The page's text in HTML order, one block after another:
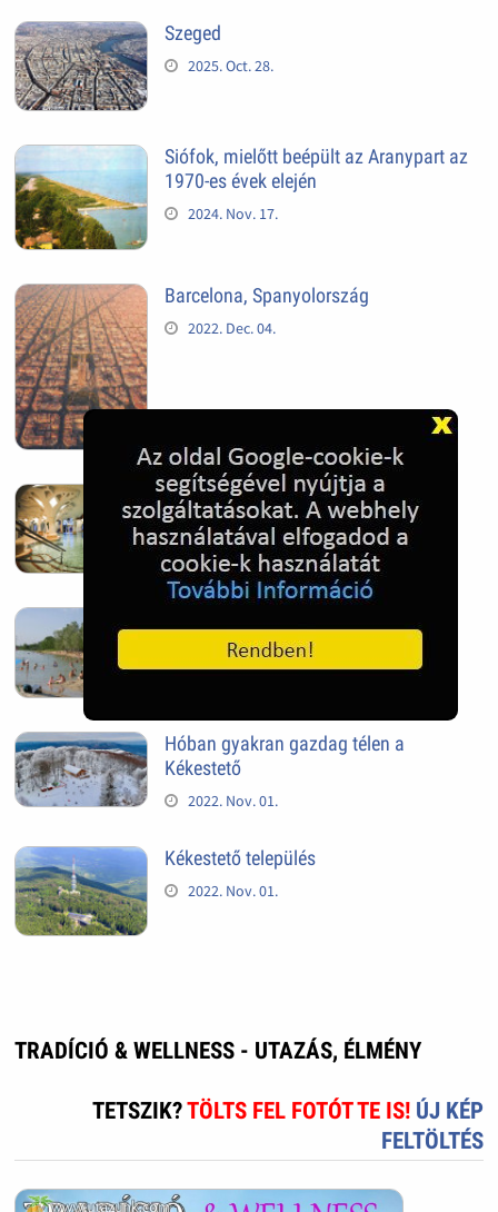
Szeged
2025. Oct. 28.
Siófok, mielőtt beépült az Aranypart az
1970-es évek elején
2024. Nov. 17.
Barcelona, Spanyolország
2022. Dec. 04.
Hagymatikum | Makó fürdő
2022. Nov. 01.
2022. Nov. 01.
Hóban gyakran gazdag télen a
Kékestető
2022. Nov. 01.
Kékestető település
2022. Nov. 01.
TRADÍCIÓ & WELLNESS - UTAZÁS, ÉLMÉNY
TETSZIK?TÖLTS FEL FOTÓT TE IS! ÚJ KÉP
FELTÖLTÉS